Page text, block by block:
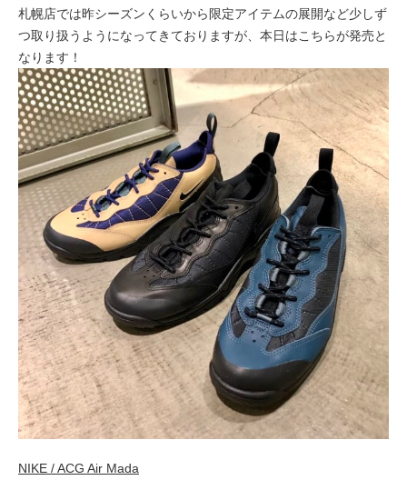
札幌店では昨シーズンくらいから限定アイテムの展開など少しず
つ取り扱うようになってきておりますが、本日はこちらが発売と
なります！
NIKE / ACG Air Mada